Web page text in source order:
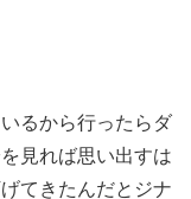
るから行ったらダ
見れば思い出すは
てきたんだとジナ